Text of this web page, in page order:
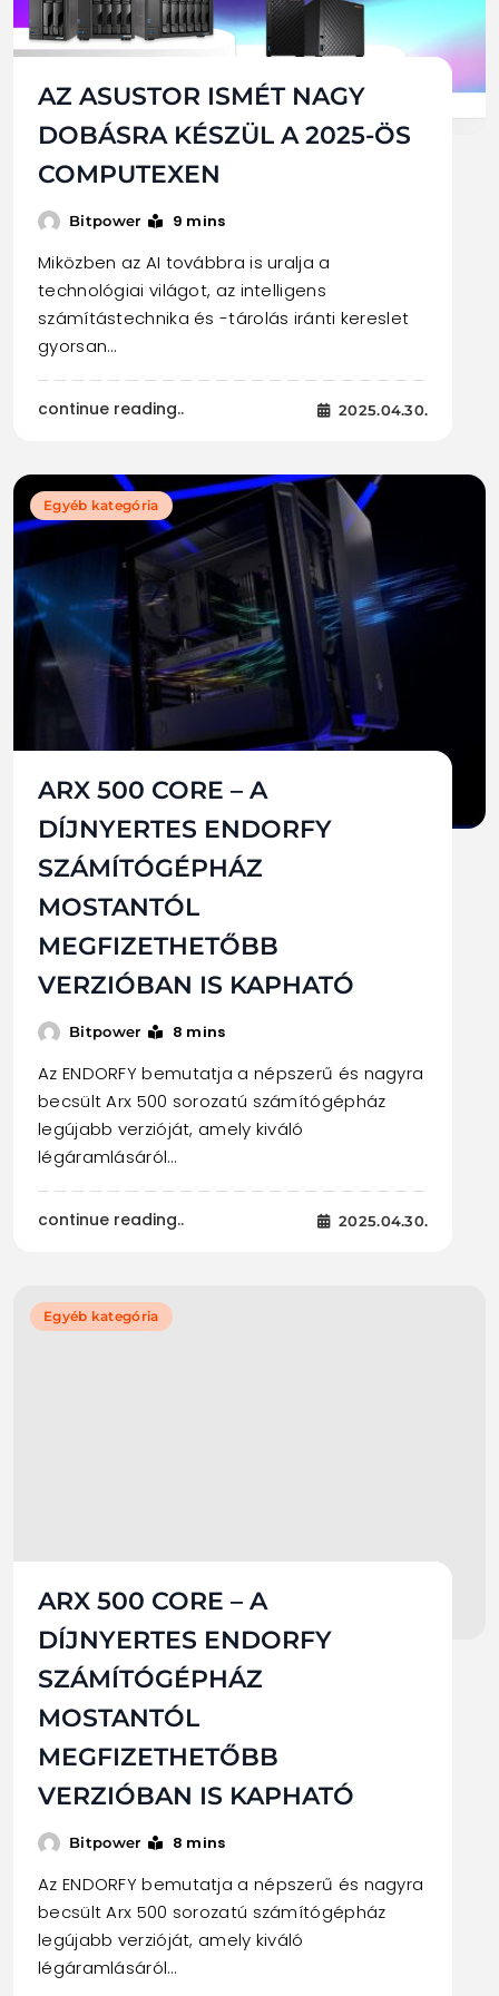
AZ ASUSTOR ISMÉT NAGY
DOBÁSRA KÉSZÜL A 2025-ÖS
COMPUTEXEN
Bitpower 9 mins
Miközben az AI továbbra is uralja a
technológiai világot, az intelligens
számítástechnika és -tárolás iránti kereslet
gyorsan…
continue reading.. 2025.04.30.
Egyéb kategória
ARX 500 CORE – A
DÍJNYERTES ENDORFY
SZÁMÍTÓGÉPHÁZ
MOSTANTÓL
MEGFIZETHETŐBB
VERZIÓBAN IS KAPHATÓ
Bitpower 8 mins
Az ENDORFY bemutatja a népszerű és nagyra
becsült Arx 500 sorozatú számítógépház
legújabb verzióját, amely kiváló
légáramlásáról…
continue reading.. 2025.04.30.
Egyéb kategória
ARX 500 CORE – A
DÍJNYERTES ENDORFY
SZÁMÍTÓGÉPHÁZ
MOSTANTÓL
MEGFIZETHETŐBB
VERZIÓBAN IS KAPHATÓ
Bitpower 8 mins
Az ENDORFY bemutatja a népszerű és nagyra
becsült Arx 500 sorozatú számítógépház
legújabb verzióját, amely kiváló
légáramlásáról…